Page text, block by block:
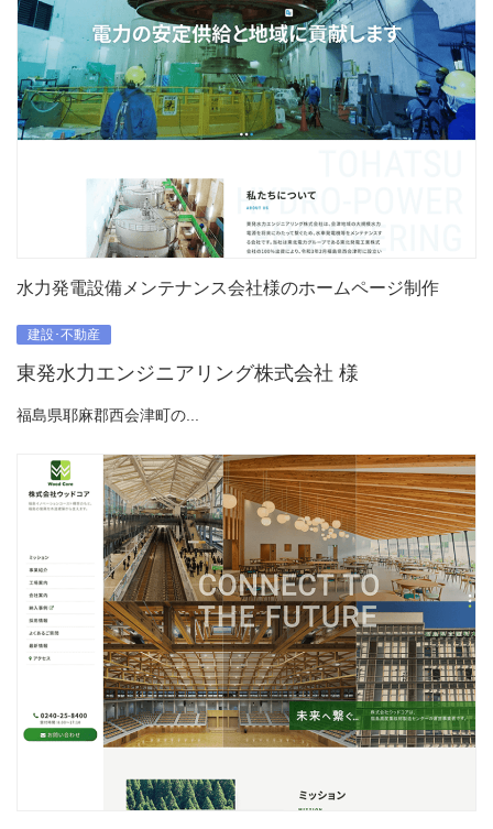
水力発電設備メンテナンス会社様のホームページ制作
建設･不動産
東発水力エンジニアリング株式会社 様
福島県耶麻郡西会津町の...